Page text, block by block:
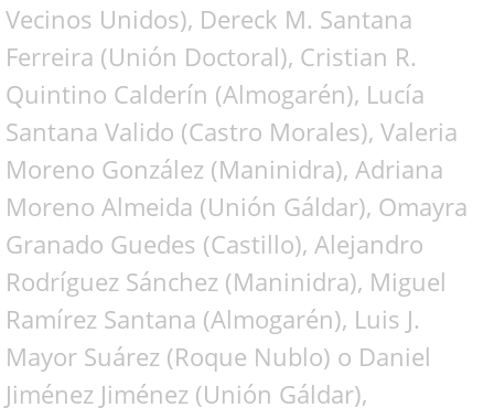
Vecinos Unidos), Dereck M. Santana
Ferreira (Unión Doctoral), Cristian R.
Quintino Calderín (Almogarén), Lucía
Santana Valido (Castro Morales), Valeria
Moreno González (Maninidra), Adriana
Moreno Almeida (Unión Gáldar), Omayra
Granado Guedes (Castillo), Alejandro
Rodríguez Sánchez (Maninidra), Miguel
Ramírez Santana (Almogarén), Luis J.
Mayor Suárez (Roque Nublo) o Daniel
Jiménez Jiménez (Unión Gáldar),